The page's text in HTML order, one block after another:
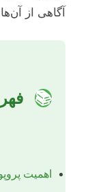
آگاهی از
📚
اهمیت